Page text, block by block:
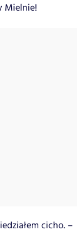
Mielnie!
cicho. –